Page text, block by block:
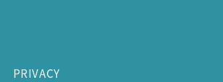
PRIVACY